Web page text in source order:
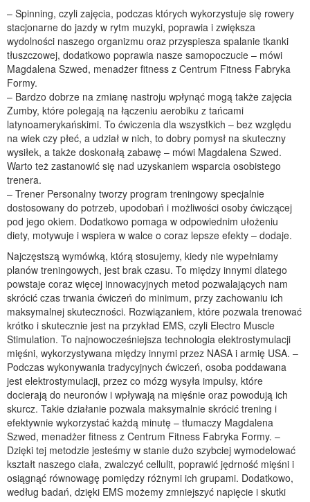
– Spinning, czyli zajęcia, podczas których wykorzystuje się rowery
stacjonarne do jazdy w rytm muzyki, poprawia i zwiększa
wydolności naszego organizmu oraz przyspiesza spalanie tkanki
tłuszczowej, dodatkowo poprawia nasze samopoczucie – mówi
Magdalena Szwed, menadżer fitness z Centrum Fitness Fabryka
Formy.
– Bardzo dobrze na zmianę nastroju wpłynąć mogą także zajęcia
Zumby, które polegają na łączeniu aerobiku z tańcami
latynoamerykańskimi. To ćwiczenia dla wszystkich – bez względu
na wiek czy płeć, a udział w nich, to dobry pomysł na skuteczny
wysiłek, a także doskonałą zabawę – mówi Magdalena Szwed.
Warto też zastanowić się nad uzyskaniem wsparcia osobistego
trenera.
– Trener Personalny tworzy program treningowy specjalnie
dostosowany do potrzeb, upodobań i możliwości osoby ćwiczącej
pod jego okiem. Dodatkowo pomaga w odpowiednim ułożeniu
diety, motywuje i wspiera w walce o coraz lepsze efekty – dodaje.
Najczęstszą wymówką, którą stosujemy, kiedy nie wypełniamy
planów treningowych, jest brak czasu. To między innymi dlatego
powstaje coraz więcej innowacyjnych metod pozwalających nam
skrócić czas trwania ćwiczeń do minimum, przy zachowaniu ich
maksymalnej skuteczności. Rozwiązaniem, które pozwala trenować
krótko i skutecznie jest na przykład EMS, czyli Electro Muscle
Stimulation. To najnowocześniejsza technologia elektrostymulacji
mięśni, wykorzystywana między innymi przez NASA i armię USA. –
Podczas wykonywania tradycyjnych ćwiczeń, osoba poddawana
jest elektrostymulacji, przez co mózg wysyła impulsy, które
docierają do neuronów i wpływają na mięśnie oraz powodują ich
skurcz. Takie działanie pozwala maksymalnie skrócić trening i
efektywnie wykorzystać każdą minutę – tłumaczy Magdalena
Szwed, menadżer fitness z Centrum Fitness Fabryka Formy. –
Dzięki tej metodzie jesteśmy w stanie dużo szybciej wymodelować
kształt naszego ciała, zwalczyć cellulit, poprawić jędrność mięśni i
osiągnąć równowagę pomiędzy różnymi ich grupami. Dodatkowo,
według badań, dzięki EMS możemy zmniejszyć napięcie i skutki